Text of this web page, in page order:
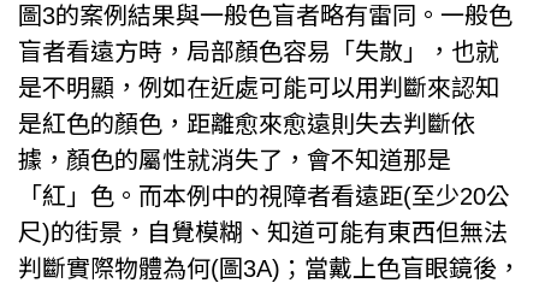
圖3的案例結果與一般色盲者略有雷同。一般色
盲者看遠方時，局部顏色容易「失散」，也就
是不明顯，例如在近處可能可以用判斷來認知
是紅色的顏色，距離愈來愈遠則失去判斷依
據，顏色的屬性就消失了，會不知道那是
「紅」色。而本例中的視障者看遠距(至少20公
尺)的街景，自覺模糊、知道可能有東西但無法
判斷實際物體為何(圖3A)；當戴上色盲眼鏡後，